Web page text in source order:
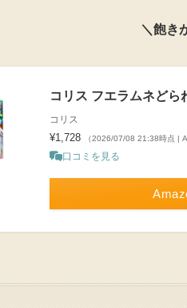
＼飽き
コリス フエラムネどら
コリス
¥1,728 （2026/07/08 21:38時点 |
口コミを見る